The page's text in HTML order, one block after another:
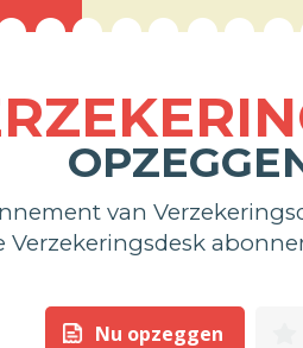
van
Verzekeringsdesk
Nu opzeggen